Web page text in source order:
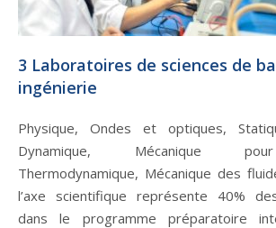
3 Laboratoires de sciences de
ingénierie
Physique, Ondes et optiques,
Dynamique, Mécanique
Thermodynamique, Mécanique des
l’axe scientifique représente 40%
dans le programme préparatoire